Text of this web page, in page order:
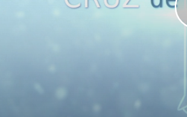
Amor e Ódio –
O que é a Grandeza?